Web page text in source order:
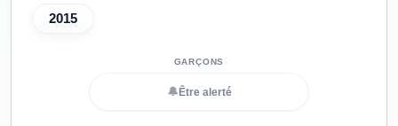
2015
🔔 Être alerté